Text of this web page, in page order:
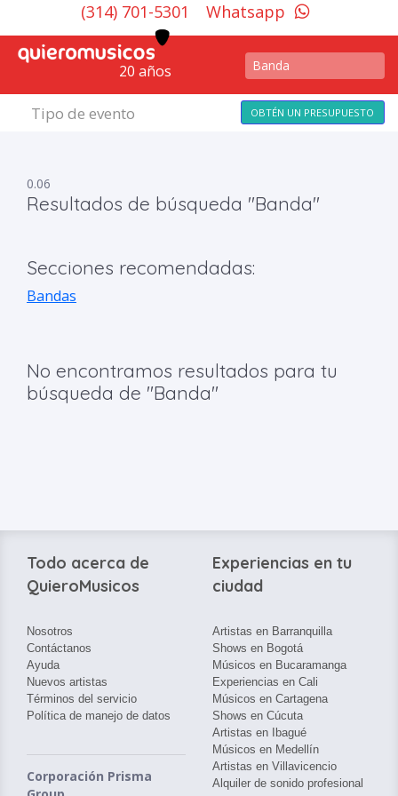
(314) 701-5301 Whatsapp
20 años
Tipo de evento OBTÉN UN PRESUPUESTO
0.06
Resultados de búsqueda "Banda"
Secciones recomendadas:
Bandas
No encontramos resultados para tu
búsqueda de "Banda"
Todo acerca de
QuieroMusicos
Nosotros
Contáctanos
Ayuda
Nuevos artistas
Términos del servicio
Política de manejo de datos
Corporación Prisma
Experiencias en tu
ciudad
Artistas en Barranquilla
Shows en Bogotá
Músicos en Bucaramanga
Experiencias en Cali
Músicos en Cartagena
Shows en Cúcuta
Artistas en Ibagué
Músicos en Medellín
Artistas en Villavicencio
Alquiler de sonido profesional